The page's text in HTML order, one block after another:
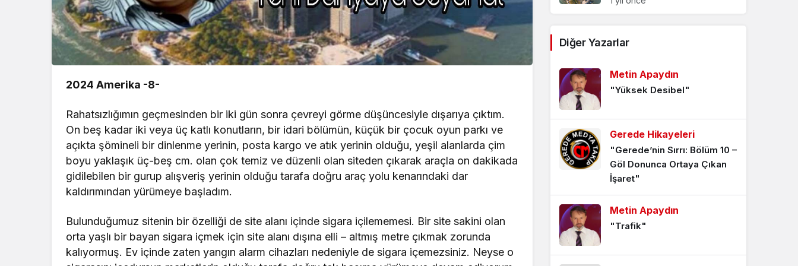
2024 Amerika -8-
Rahatsızlığımın geçmesinden bir iki gün sonra çevreyi görme düşüncesiyle dışarıya çıktım.
On beş kadar iki veya üç katlı konutların, bir idari bölümün, küçük bir çocuk oyun parkı ve
açıkta şömineli bir dinlenme yerinin, posta kargo ve atık yerinin olduğu, yeşil alanlarda çim
boyu yaklaşık üç-beş cm. olan çok temiz ve düzenli olan siteden çıkarak araçla on dakikada
gidilebilen bir gurup alışveriş yerinin olduğu tarafa doğru araç yolu kenarındaki dar
kaldırımından yürümeye başladım.
Bulunduğumuz sitenin bir özelliği de site alanı içinde sigara içilememesi. Bir site sakini olan
orta yaşlı bir bayan sigara içmek için site alanı dışına elli – altmış metre çıkmak zorunda
kalıyormuş. Ev içinde zaten yangın alarm cihazları nedeniyle de sigara içemezsiniz. Neyse o
Dünyaya Seyahat”
Yeni Dünyaya Seyahat -17-
Yeni Dünyaya Seyahat -16-
2 yıl önce
Yeni Dünyaya Seyahat -15-
2 yıl önce
Diğer Yazarlar
Metin Apaydın
"Yüksek Desibel"
Gerede Hikayeleri
"Gerede’nin Sırrı: Bölüm 10 –
Göl Donunca Ortaya Çıkan
İşaret"
Metin Apaydın
"Trafik"